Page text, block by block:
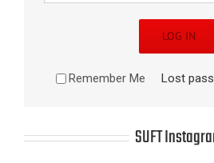
LOG IN
Remember Me Lost
SUFT